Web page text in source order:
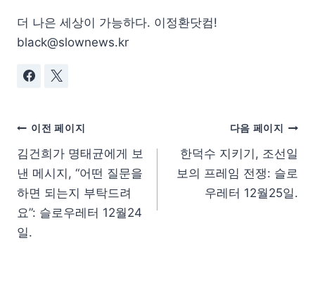
더 나은 세상이 가능하다. 이정환닷컴!
black@slownews.kr
이전 페이지
김건희가 명태균에게 보
낸 메시지, “어떤 질문을
하면 되는지 부탁드려
요”: 슬로우레터 12월24
일.
다음 페이지
한덕수 지키기, 조선일
보의 프레임 전쟁: 슬로
우레터 12월25일.